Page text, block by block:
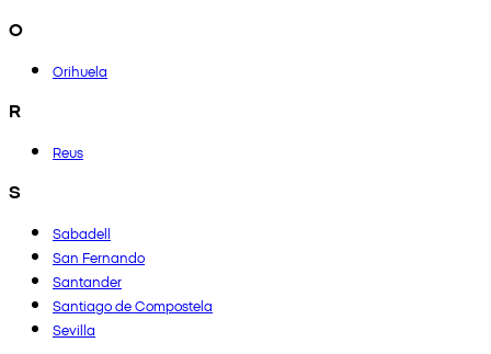
O
Orihuela
R
Reus
S
Sabadell
San Fernando
Santander
Santiago de Compostela
Sevilla